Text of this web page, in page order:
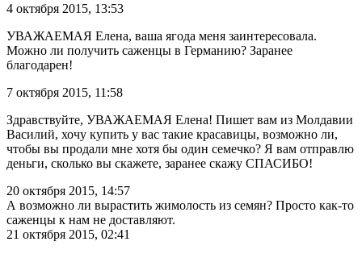
4 октября 2015, 13:53
УВАЖАЕМАЯ Елена, ваша ягода меня заинтересовала.
Можно ли получить саженцы в Германию? Заранее
благодарен!
7 октября 2015, 11:58
Здравствуйте, УВАЖАЕМАЯ Елена! Пишет вам из Молдавии
Василий, хочу купить у вас такие красавицы, возможно ли,
чтобы вы продали мне хотя бы один семечко? Я вам отправлю
деньги, сколько вы скажете, заранее скажу СПАСИБО!
20 октября 2015, 14:57
А возможно ли вырастить жимолость из семян? Просто как-то
саженцы к нам не доставляют.
21 октября 2015, 02:41